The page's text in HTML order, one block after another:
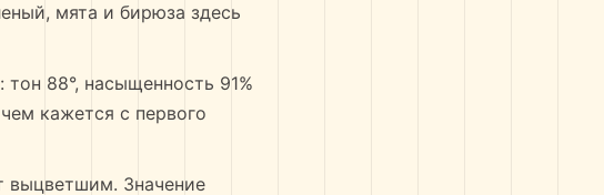
мята и бирюза здесь
88°, насыщенность 91%
кажется с первого
выцветшим. Значение